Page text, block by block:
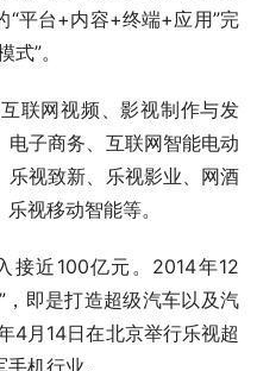
“平台+内容+终端+应用”完
”。
联网视频、影视制作与发
子商务、互联网智能电动
乐视致新、乐视影业、网酒
视移动智能等。
接近100亿元。2014年12
，即是打造超级汽车以及汽
4月14日在北京举行乐视超